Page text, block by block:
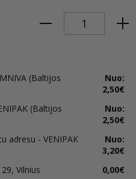
(Baltijos
Nuo:
2,50€
(Baltijos
Nuo:
2,50€
adresu - VENIPAK
Nuo:
3,20€
Vilnius
0,00€